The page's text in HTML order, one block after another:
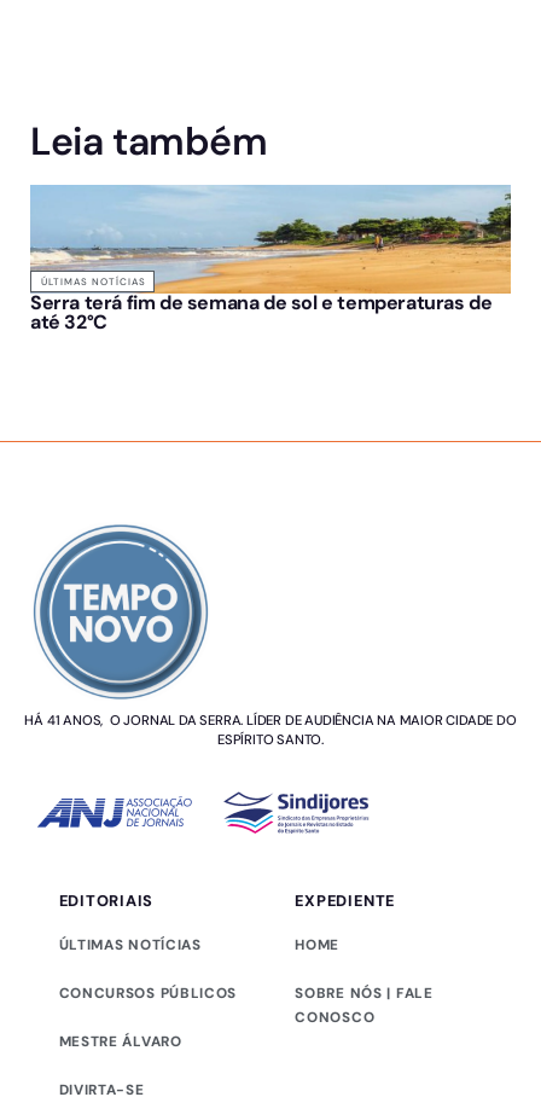
Leia também
ÚLTIMAS NOTÍCIAS
Serra terá fim de semana de sol e temperaturas de
até 32°C
HÁ 41 ANOS, O JORNAL DA SERRA. LÍDER DE AUDIÊNCIA NA MAIOR CIDADE DO
ESPÍRITO SANTO.
EDITORIAIS
ÚLTIMAS NOTÍCIAS
CONCURSOS PÚBLICOS
MESTRE ÁLVARO
DIVIRTA-SE
EXPEDIENTE
HOME
SOBRE NÓS | FALE
CONOSCO